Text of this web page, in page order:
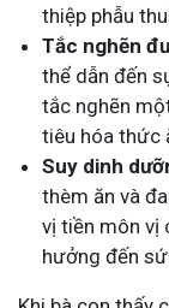
thiệp phẫu
Tắc nghẽn
thể dẫn đến
tắc nghẽn
tiêu hóa thức
Suy dinh
thèm ăn và
vị tiền môn vị
hưởng đến